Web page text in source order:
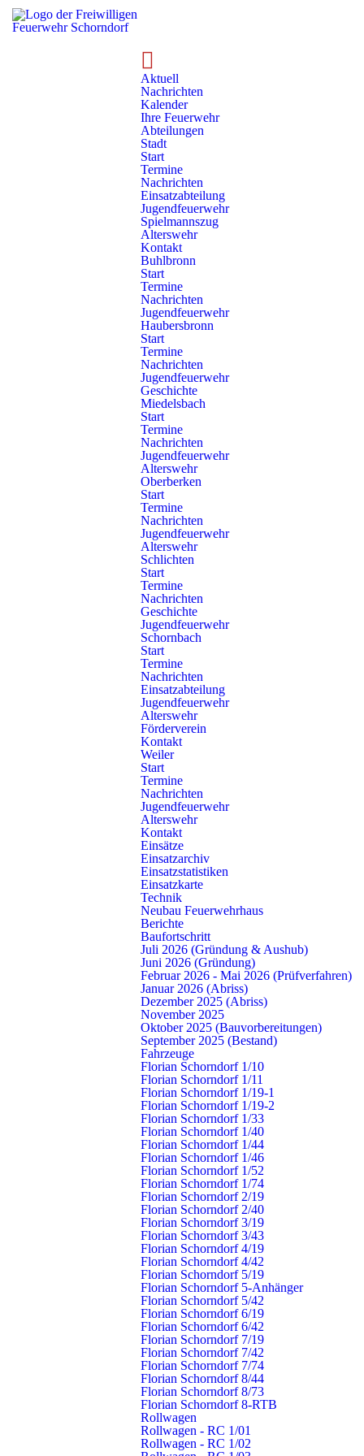
Aktuell
Nachrichten
Kalender
Ihre Feuerwehr
Abteilungen
Stadt
Start
Termine
Nachrichten
Einsatzabteilung
Jugendfeuerwehr
Spielmannszug
Alterswehr
Kontakt
Buhlbronn
Start
Termine
Nachrichten
Jugendfeuerwehr
Haubersbronn
Start
Termine
Nachrichten
Jugendfeuerwehr
Geschichte
Miedelsbach
Start
Termine
Nachrichten
Jugendfeuerwehr
Alterswehr
Oberberken
Start
Termine
Nachrichten
Jugendfeuerwehr
Alterswehr
Schlichten
Start
Termine
Nachrichten
Geschichte
Jugendfeuerwehr
Schornbach
Start
Termine
Nachrichten
Einsatzabteilung
Jugendfeuerwehr
Alterswehr
Förderverein
Kontakt
Weiler
Start
Termine
Nachrichten
Jugendfeuerwehr
Alterswehr
Kontakt
Einsätze
Einsatzarchiv
Einsatzstatistiken
Einsatzkarte
Technik
Neubau Feuerwehrhaus
Berichte
Baufortschritt
Juli 2026 (Gründung & Aushub)
Juni 2026 (Gründung)
Februar 2026 - Mai 2026 (Prüfverfahren)
Januar 2026 (Abriss)
Dezember 2025 (Abriss)
November 2025
Oktober 2025 (Bauvorbereitungen)
September 2025 (Bestand)
Fahrzeuge
Florian Schorndorf 1/10
Florian Schorndorf 1/11
Florian Schorndorf 1/19-1
Florian Schorndorf 1/19-2
Florian Schorndorf 1/33
Florian Schorndorf 1/40
Florian Schorndorf 1/44
Florian Schorndorf 1/46
Florian Schorndorf 1/52
Florian Schorndorf 1/74
Florian Schorndorf 2/19
Florian Schorndorf 2/40
Florian Schorndorf 3/19
Florian Schorndorf 3/43
Florian Schorndorf 4/19
Florian Schorndorf 4/42
Florian Schorndorf 5/19
Florian Schorndorf 5-Anhänger
Florian Schorndorf 5/42
Florian Schorndorf 6/19
Florian Schorndorf 6/42
Florian Schorndorf 7/19
Florian Schorndorf 7/42
Florian Schorndorf 7/74
Florian Schorndorf 8/44
Florian Schorndorf 8/73
Florian Schorndorf 8-RTB
Rollwagen
Rollwagen - RC 1/01
Rollwagen - RC 1/02
Fragen & Antworten
Sie vermissen eine Info?
Dann schreiben Sie uns einfach eine Nachricht. Wir helfen Ihnen
zum Kontaktformular
Fragen & Antworten
Wo kann ich mich bewerben?
Freiwillige Feuerwehr Schorndorf
Künkelinstraße 9, 73614 Schorndorf
info@feuerwehr-schorndorf.de
Schnell gefunden
Einsätze
Nachrichten
Termine
Warn- & Infodienste
Fragen & Antworten
Pressestelle
Schorndorf – Die Daimlerstadt
Schorndorf ist eine Große Kreisstadt mit rund 40.000 Einwohnern.
Sie liegt 20 Kilometer südöstlich von Stuttgart in Baden-
Württemberg. Im Jahr 1834 kam hier Gottlieb Daimler, der Erfinder
des »leichten, schnelllaufenden Benzinmotors« zur Welt. Deshalb
wird unsere Stadt auch als die »Daimlerstadt« bezeichnet.
© 2019 Freiwillige Feuerwehr Schorndorf —made by
klickmanufaktur